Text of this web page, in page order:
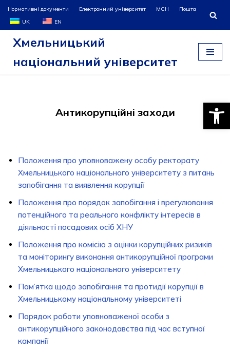
Перейти
до
Нормативні документи Електронний університет МСН
Пошта
UK
EN
Хмельницький
національний університет
Антикорупційні заходи
Положення про уповноважену особу ректорату
Хмельницького національного університету з питань
запобігання та виявлення корупції
Положення про порядок запобігання і врегулювання
потенційного та реального конфлікту інтересів в
діяльності посадових осіб ХНУ
Положення про комісію з оцінки корупційних ризиків
та моніторингу виконання антикорупційної програми
Хмельницького національного університету
Пам’ятка щодо запобігання та протидії корупції в
Хмельницькому національному університеті
Порядок роботи уповноваженої особи з
антикорупційного законодавства під час вступної
кампанії